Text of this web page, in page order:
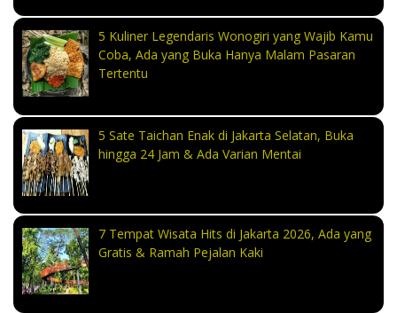
5 Kuliner Legendaris Wonogiri yang Wajib Kamu
Coba, Ada yang Buka Hanya Malam Pasaran
Tertentu
5 Sate Taichan Enak di Jakarta Selatan, Buka
hingga 24 Jam & Ada Varian Mentai
7 Tempat Wisata Hits di Jakarta 2026, Ada yang
Gratis & Ramah Pejalan Kaki